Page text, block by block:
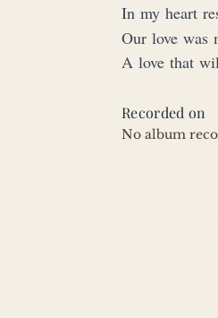
In my heart
Our love was
A love that
Recorded on
No album